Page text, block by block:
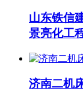
山东铁信
景亮化工
济南二机